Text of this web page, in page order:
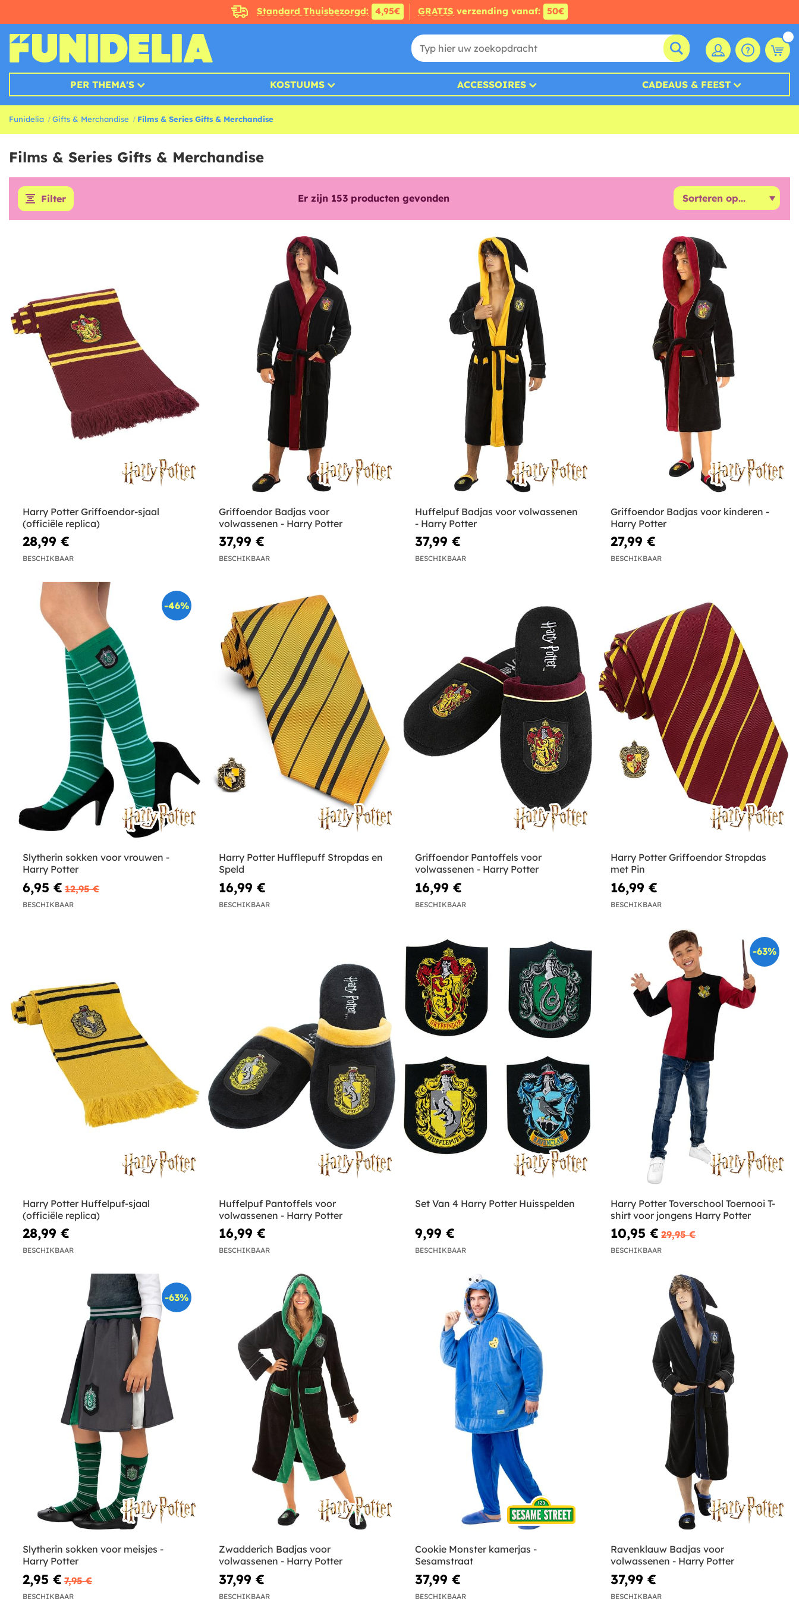
Standard Thuisbezorgd: 4,95€ GRATIS verzending vanaf: 50€
PER THEMA'S KOSTUUMS ACCESSOIRES CADEAUS & FEEST
Funidelia Gifts & Merchandise Films & Series Gifts & Merchandise
Films & Series Gifts & Merchandise
Filter Er zijn 153 producten gevonden
Harry Potter Griffoendor-sjaal
(officiële replica)
28,99 €
BESCHIKBAAR
Griffoendor Badjas voor
volwassenen - Harry Potter
37,99 €
BESCHIKBAAR
Huffelpuf Badjas voor volwassenen
- Harry Potter
37,99 €
BESCHIKBAAR
Griffoendor Badjas voor kinderen -
Harry Potter
27,99 €
BESCHIKBAAR
-46%
Slytherin sokken voor vrouwen -
Harry Potter
6,95 € 12,95 €
BESCHIKBAAR
Harry Potter Hufflepuff Stropdas en
Speld
16,99 €
BESCHIKBAAR
Griffoendor Pantoffels voor
volwassenen - Harry Potter
16,99 €
BESCHIKBAAR
Harry Potter Griffoendor Stropdas
met Pin
16,99 €
BESCHIKBAAR
Harry Potter Huffelpuf-sjaal
(officiële replica)
28,99 €
BESCHIKBAAR
Huffelpuf Pantoffels voor
volwassenen - Harry Potter
16,99 €
BESCHIKBAAR
Set Van 4 Harry Potter Huisspelden
9,99 €
BESCHIKBAAR
-63%
Harry Potter Toverschool Toernooi T-
shirt voor jongens Harry Potter
10,95 € 29,95 €
BESCHIKBAAR
-63%
Slytherin sokken voor meisjes -
Harry Potter
2,95 € 7,95 €
BESCHIKBAAR
Zwadderich Badjas voor
volwassenen - Harry Potter
37,99 €
BESCHIKBAAR
Cookie Monster kamerjas -
Sesamstraat
37,99 €
BESCHIKBAAR
Ravenklauw Badjas voor
volwassenen - Harry Potter
37,99 €
BESCHIKBAAR